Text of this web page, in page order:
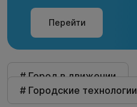
Перейти
# Город в движении
# Городские технологии